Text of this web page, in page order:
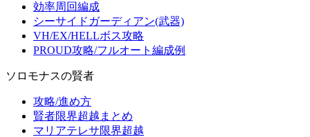
効率周回編成
シーサイドガーディアン(武器)
VH/EX/HELLボス攻略
PROUD攻略/フルオート編成例
ソロモナスの賢者
攻略/進め方
賢者限界超越まとめ
マリアテレサ限界超越